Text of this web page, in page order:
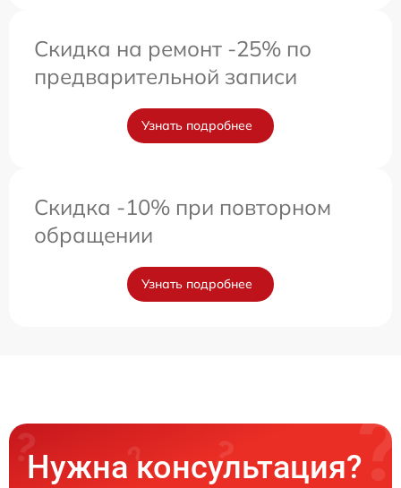
Скидка на ремонт -25% по
предварительной записи
Узнать подробнее
Скидка -10% при повторном
обращении
Узнать подробнее
Нужна консультация?